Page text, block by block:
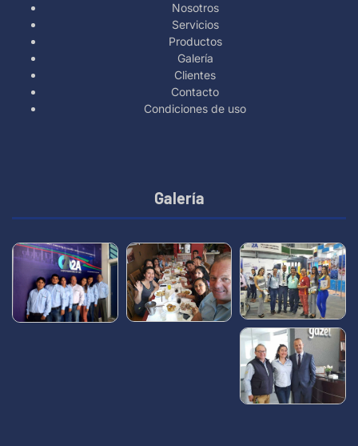
Nosotros
Servicios
Productos
Galería
Clientes
Contacto
Condiciones de uso
Galería